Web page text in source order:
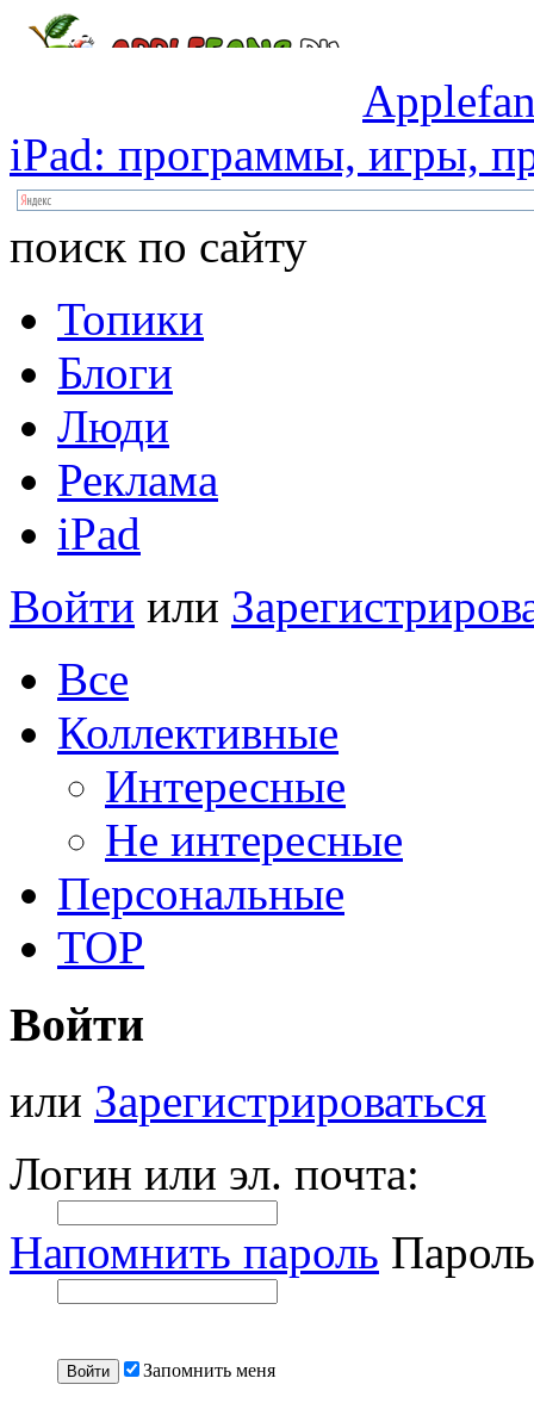
iPad: программы, игры,
поиск по сайту
Топики
Блоги
Люди
Реклама
iPad
Войти или
Все
Коллективные
Интересные
Не интересные
Персональные
TOP
Войти
или Зарегистрироваться
Логин или эл. почта:
Напомнить пароль
Запомнить меня